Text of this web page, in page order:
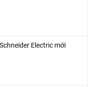
Electric mới